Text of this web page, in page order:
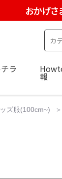
おかげ
ラ
報
ズ服(100cm~)